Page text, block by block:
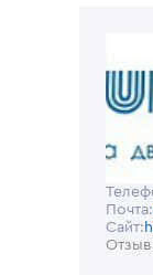
Почта:
Сайт: